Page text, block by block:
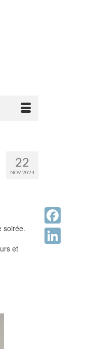
22
NOV 2024
soirée.
et
Facebook